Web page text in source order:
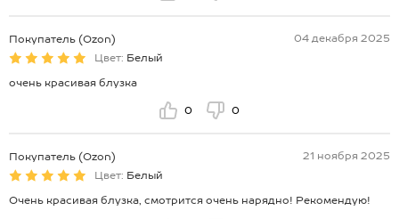
Покупатель (Ozon)
04 декабря 2025
Цвет: Белый
очень красивая блузка
0 0
Покупатель (Ozon)
21 ноября 2025
Цвет: Белый
Очень красивая блузка, смотрится очень нарядно! Рекомендую!